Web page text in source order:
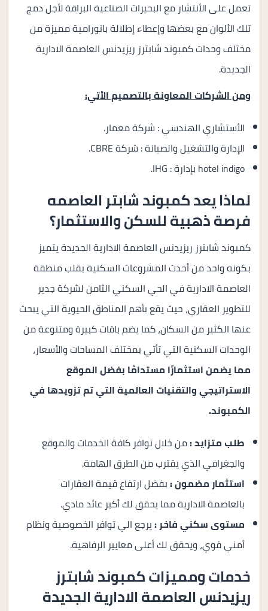
تعمل على الأنتشار مع البحيرات الصناعية البراقة لأجل دمج
تلك الألوان مع بعضها وإعطاء إطلالة بانورامية مميزة من
مختلف وحدات كمبوند شابترز ريزيدنس العاصمة الادارية
الجديدة.
ومن الشركات المعاونة بالتصميم الأتي:
الأستشاري الهندسي : شركة معمار.
الإدارة والتشغيل والصيانة : شركة CBRE.
hotel indigo بإدارة : IHG.
لماذا يعد كمبوند شابتر العاصمه
فرصة ذهبية للسكن والاستثمار؟
كمبوند شابترز ريزيدنس العاصمة الادارية الجديدة يتميز
بكونه واحد من أحدث المشروعات السكنية بقلب منطقة
العاصمة الادارية في الحي السكني الثامن لشركة جدير
للتطوير العقاري، حيث يقع بأهم المناطق الحيوية التي يبحث
عنها الكثير من السكان، كما يضم باقات كبيرة ومتنوعة من
الوحدات السكنية التي تأتي بمختلف المساحات والأسعار،
مما يضمن استثمارًا مستدامًا بفضل الموقع
الاستراتيجي والتقنيات العالمية التي تم تزويدها في
الكمبوند.
طلب متزايد :من خلال توافر كافة الخدمات والموقع
والجغرافي الذي يقترب من الطرق الهامة.
استثمار مضمون :بفضل ارتفاع قيمة العقارات
بالعاصمة الادارية مما يحقق لك أكبر عائد مادي.
مستوى سكني فاخر :يرجع الي توافر الخصوصية ونظام
أمني قوي، ويحقق لك أعلى معايير الرفاهية.
خدمات ومميزات كمبوند شابترز
ريزيدنس العاصمة الادارية الجديدة